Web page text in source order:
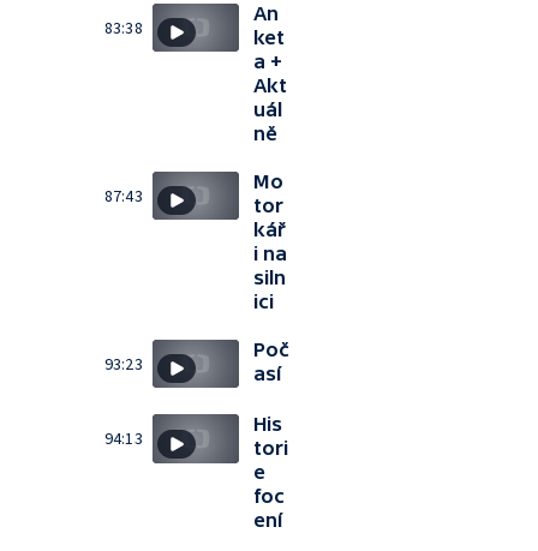
83:38
An
ket
a +
Akt
uál
ně
87:43
Mo
tor
kář
i na
siln
ici
93:23
Poč
así
94:13
His
tori
e
foc
ení